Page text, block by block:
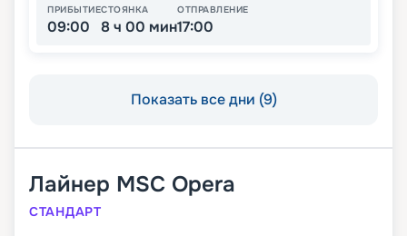
ПРИБЫТИЕ
09:00
СТОЯНКА
8 ч 00 мин
ОТПРАВЛЕНИЕ
17:00
Показать все дни (9)
Лайнер MSC Opera
СТАНДАРТ